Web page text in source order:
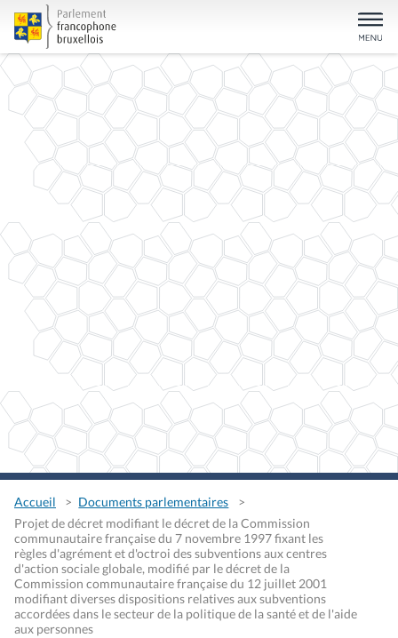
Accueil
Documents parlementaires
Projet de décret modifiant le décret de la Commission
communautaire française du 7 novembre 1997 fixant les
règles d'agrément et d'octroi des subventions aux centres
d'action sociale globale, modifié par le décret de la
Commission communautaire française du 12 juillet 2001
modifiant diverses dispositions relatives aux subventions
accordées dans le secteur de la politique de la santé et de l'aide
aux personnes